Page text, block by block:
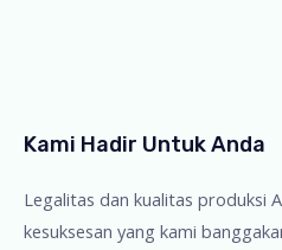
Kami Hadir Untuk Anda
Legalitas dan kualitas produksi
kesuksesan yang kami